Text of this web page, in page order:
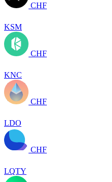
CHF
KSM
CHF
KNC
CHF
LDO
CHF
LQTY